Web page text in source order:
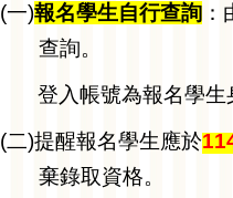
(一)報名學生自行查詢
查詢。
登入帳號為報名學
(二)提醒報名學生應於
棄錄取資格。